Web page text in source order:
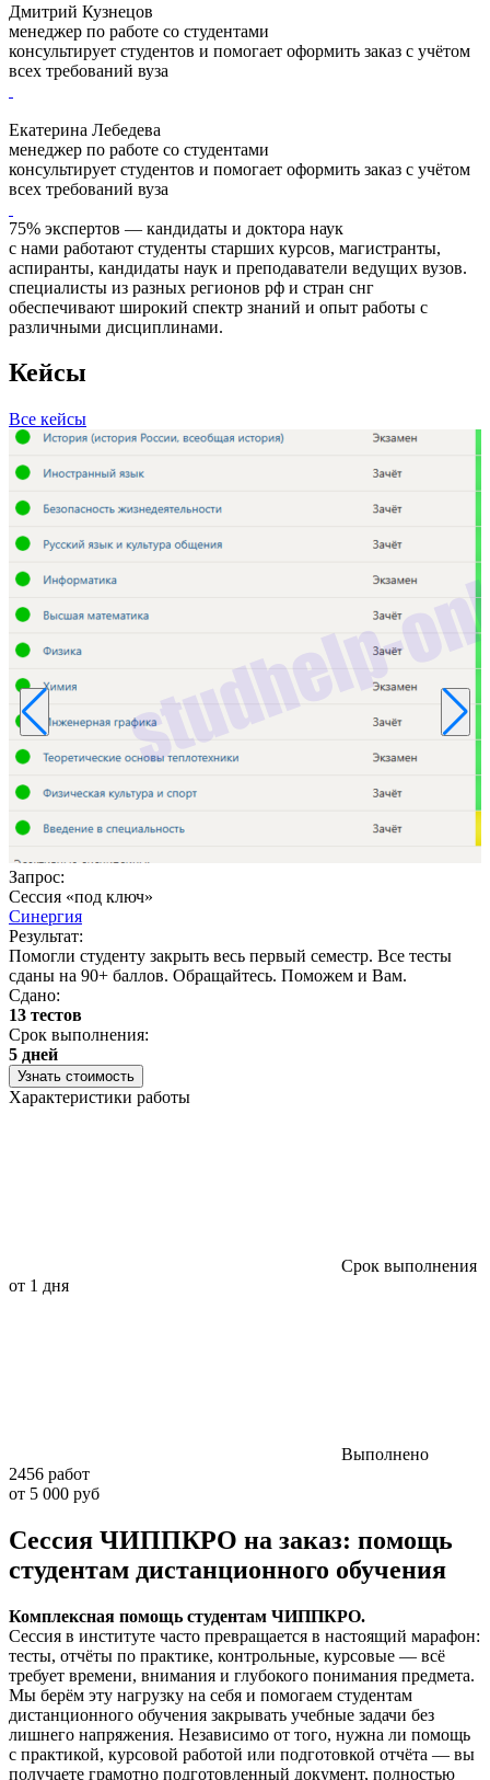
Дмитрий Кузнецов
менеджер по работе со студентами
консультирует студентов и помогает оформить заказ с учётом
всех требований вуза
Екатерина Лебедева
менеджер по работе со студентами
консультирует студентов и помогает оформить заказ с учётом
всех требований вуза
75% экспертов — кандидаты и доктора наук
с нами работают студенты старших курсов, магистранты,
аспиранты, кандидаты наук и преподаватели ведущих вузов.
специалисты из разных регионов рф и стран снг
обеспечивают широкий спектр знаний и опыт работы с
различными дисциплинами.
Кейсы
Все кейсы
Запрос:
Сессия «под ключ»
Синергия
Результат:
Помогли студенту закрыть весь первый семестр. Все тесты
сданы на 90+ баллов. Обращайтесь. Поможем и Вам.
Сдано:
13 тестов
Срок выполнения:
5 дней
Узнать стоимость
Характеристики работы
Срок выполнения
от 1 дня
Выполнено
2456 работ
от 5 000 руб
Сессия ЧИППКРО на заказ: помощь
студентам дистанционного обучения
Комплексная помощь студентам ЧИППКРО.
Сессия в институте часто превращается в настоящий марафон:
тесты, отчёты по практике, контрольные, курсовые — всё
требует времени, внимания и глубокого понимания предмета.
Мы берём эту нагрузку на себя и помогаем студентам
дистанционного обучения закрывать учебные задачи без
лишнего напряжения. Независимо от того, нужна ли помощь
с практикой, курсовой работой или подготовкой отчёта — вы
получаете грамотно подготовленный документ, полностью